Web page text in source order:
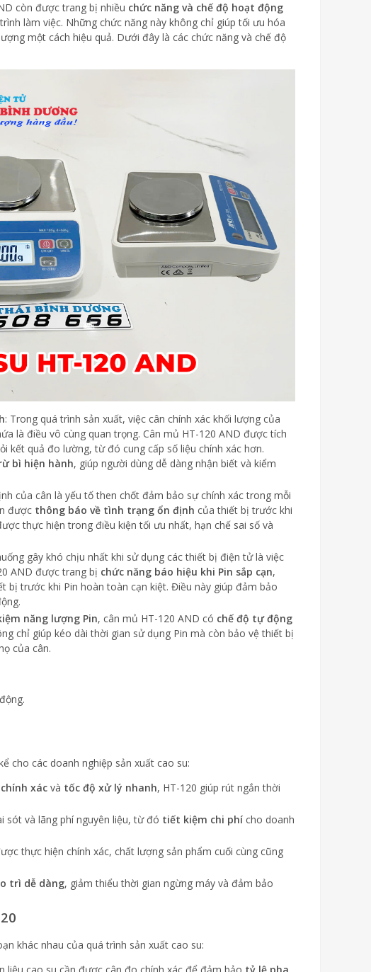
còn được trang bị nhiều chức năng và chế độ hoạt động
làm việc. Những chức năng này không chỉ giúp tối ưu hóa
một cách hiệu quả. Dưới đây là các chức năng và chế độ
: Trong quá trình sản xuất, việc cân chính xác khối lượng của
là điều vô cùng quan trọng. Cân mủ HT-120 AND được tích
kết quả đo lường, từ đó cung cấp số liệu chính xác hơn.
bì hiện hành, giúp người dùng dễ dàng nhận biết và kiểm
của cân là yếu tố then chốt đảm bảo sự chính xác trong mỗi
được thông báo về tình trạng ổn định của thiết bị trước khi
thực hiện trong điều kiện tối ưu nhất, hạn chế sai số và
gây khó chịu nhất khi sử dụng các thiết bị điện tử là việc
AND được trang bị chức năng báo hiệu khi Pin sắp cạn,
bị trước khi Pin hoàn toàn cạn kiệt. Điều này giúp đảm bảo
năng lượng Pin, cân mủ HT-120 AND có chế độ tự động
chỉ giúp kéo dài thời gian sử dụng Pin mà còn bảo vệ thiết bị
của cân.
cho các doanh nghiệp sản xuất cao su:
xác và tốc độ xử lý nhanh, HT-120 giúp rút ngắn thời
sót và lãng phí nguyên liệu, từ đó tiết kiệm chi phí cho doanh
thực hiện chính xác, chất lượng sản phẩm cuối cùng cũng
trì dễ dàng, giảm thiểu thời gian ngừng máy và đảm bảo
khác nhau của quá trình sản xuất cao su: